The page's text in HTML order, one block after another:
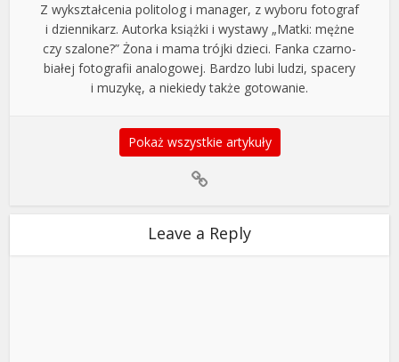
Z wykształcenia politolog i manager, z wyboru fotograf
i dziennikarz. Autorka książki i wystawy „Matki: mężne
czy szalone?” Żona i mama trójki dzieci. Fanka czarno-
białej fotografii analogowej. Bardzo lubi ludzi, spacery
i muzykę, a niekiedy także gotowanie.
Pokaż wszystkie artykuły
Leave a Reply